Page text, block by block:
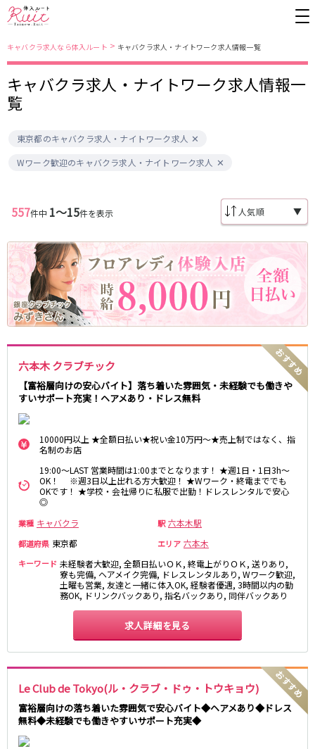
キャバクラ求人なら体入ルート > キャバクラ求人・ナイトワーク求人情報一覧
キャバクラ求人・ナイトワーク求人情報一
覧
東京都のキャバクラ求人・ナイトワーク求人
Wワーク歓迎のキャバクラ求人・ナイトワーク求人
557件中 1〜15件を表示 ▼
六本木 クラブチック
【富裕層向けの安心バイト】落ち着いた雰囲気・未経験でも働きや
すいサポート充実！ヘアメあり・ドレス無料
10000円以上 ★全額日払い★祝い金10万円～★売上制ではなく、指
名制のお店
19:00～LAST 営業時間は1:00までとなります！ ★週1日・1日3h～
OK！ ※週3日以上出れる方大歓迎！ ★Wワーク・終電まででも
OKです！ ★学校・会社帰りに私服で出勤！ドレスレンタルで安心
◎
業種 キャバクラ 駅 六本木駅
都道府県 東京都 エリア 六本木
キーワード 未経験者大歓迎, 全額日払いＯＫ, 終電上がりＯＫ, 送りあり,
寮も完備, ヘアメイク完備, ドレスレンタルあり, Wワーク歓迎,
土曜も営業, 友達と一緒に体入OK, 経験者優遇, 3時間以内の勤
務OK, ドリンクバックあり, 指名バックあり, 同伴バックあり
求人詳細を見る
Le Club de Tokyo(ル・クラブ・ドゥ・トウキョウ)
富裕層向けの落ち着いた雰囲気で安心バイト◆ヘアメあり◆ドレス
無料◆未経験でも働きやすいサポート充実◆
東京都
錦糸町・亀戸
新橋
吉祥寺
町田
五反田
渋谷
北千住
八王子
練馬
六本木
品川・大井町・大森
秋葉原
中野
恵比寿
葛西
自由が丘・学芸大学
三軒茶屋・二子玉川
駒込・日暮里
荻窪・阿佐ヶ谷
浅草・浅草橋・両国
下北沢・経堂
大塚・巣鴨
目黒・中目黒
拝島・小作
綾瀬・竹ノ塚・西新井
高円寺
国分寺
亀有・金町
新宿
明大前・烏山
菊川・瑞江
高田馬場・大久保
守谷
大泉学園・石神井公園
西麻布
神奈川県
川崎
藤沢・鎌倉
相模原
厚木
横浜
平塚
福富町・伊勢佐木町
横須賀
上大岡・戸塚
新横浜
武蔵小杉
東京メトロ日比谷線
秋葉原駅
北千住駅
恵比寿駅
六本木駅
上野御徒町駅
練馬駅
門前仲町駅
東新宿駅
両国駅
東中野駅
飯田橋駅
麻布十番駅
森下駅
JR中央・総武線
千葉駅
錦糸町駅
船橋駅
秋葉原駅
中野駅
西船橋駅
津田沼駅
亀戸駅
小岩駅
高円寺駅
市川駅
阿佐ヶ谷駅
三鷹駅
新小岩駅
稲毛駅
両国駅
西荻窪駅
浅草橋駅
水道橋駅
東中野駅
飯田橋駅
幕張本郷駅
四ツ谷駅
新宿駅
立川駅
吉祥寺駅
神田駅